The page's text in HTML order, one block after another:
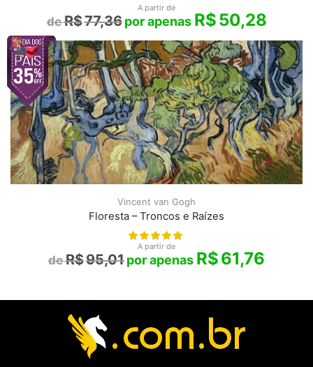
A partir de
R$77,36 R$50,28
Vincent van Gogh
Floresta – Troncos e Raízes
A partir de
R$95,01 R$61,76